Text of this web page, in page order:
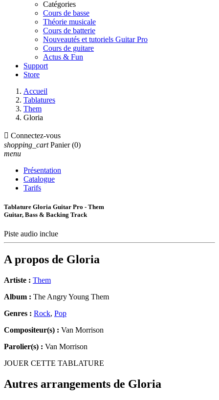
Catégories
Cours de basse
Théorie musicale
Cours de batterie
Nouveautés et tutoriels Guitar Pro
Cours de guitare
Actus & Fun
Support
Store
Accueil
Tablatures
Them
Gloria
 Connectez-vous
shopping_cart Panier (0)
menu
Présentation
Catalogue
Tarifs
Tablature Gloria Guitar Pro - Them
Guitar, Bass & Backing Track
Piste audio inclue
A propos de Gloria
Artiste : Them
Album : The Angry Young Them
Genres : Rock, Pop
Compositeur(s) : Van Morrison
Parolier(s) : Van Morrison
JOUER CETTE TABLATURE
Autres arrangements de Gloria